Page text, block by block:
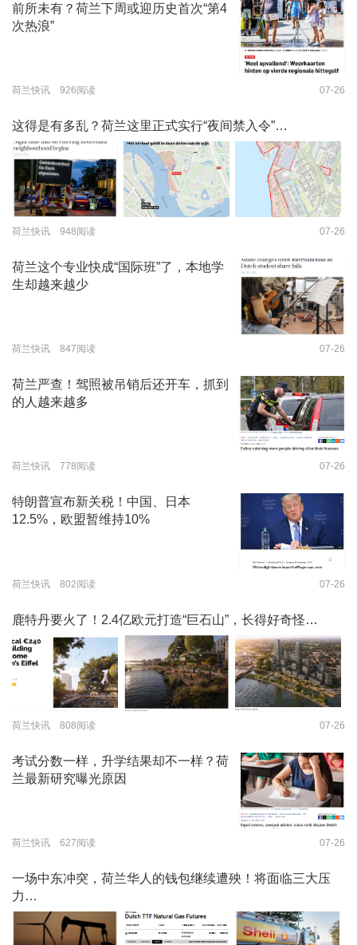
前所未有？荷兰下周或迎历史首次“第4
次热浪”
荷兰快讯 926阅读 07-26
这得是有多乱？荷兰这里正式实行“夜间禁入令”…
荷兰快讯 948阅读 07-26
荷兰这个专业快成“国际班”了，本地学
生却越来越少
荷兰快讯 847阅读 07-26
荷兰严查！驾照被吊销后还开车，抓到
的人越来越多
荷兰快讯 778阅读 07-26
特朗普宣布新关税！中国、日本
12.5%，欧盟暂维持10%
荷兰快讯 802阅读 07-26
鹿特丹要火了！2.4亿欧元打造“巨石山”，长得好奇怪…
荷兰快讯 808阅读 07-26
考试分数一样，升学结果却不一样？荷
兰最新研究曝光原因
荷兰快讯 627阅读 07-26
一场中东冲突，荷兰华人的钱包继续遭殃！将面临三大压
力…